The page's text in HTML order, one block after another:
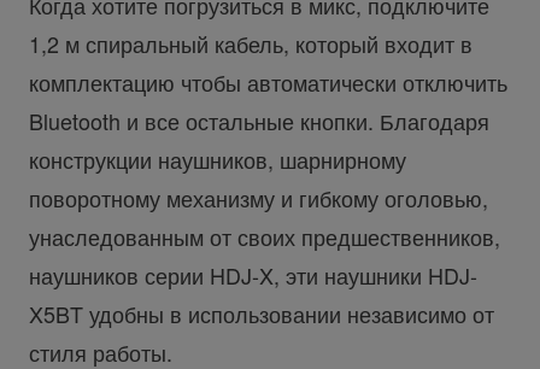
1,2 м спиральный кабель, который входит в
комплектацию чтобы автоматически отключить
Bluetooth и все остальные кнопки. Благодаря
конструкции наушников, шарнирному
поворотному механизму и гибкому оголовью,
унаследованным от своих предшественников,
наушников серии HDJ-X, эти наушники HDJ-
X5BT удобны в использовании независимо от
стиля работы.